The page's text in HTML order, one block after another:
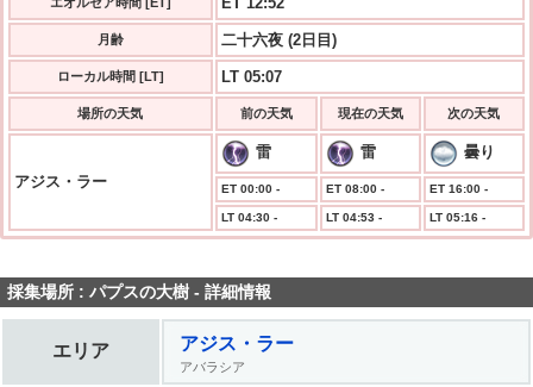
月齢 二十六夜 (2日目)
ローカル時間 [LT] LT 05:07
場所の天気 前の天気 現在の天気 次の天気
アジス・ラー
雷 雷 曇り
ET 00:00 - ET 08:00 - ET 16:00 -
LT 04:30 - LT 04:53 - LT 05:16 -
採集場所 : パプスの大樹 - 詳細情報
エリア アジス・ラー
アバラシア